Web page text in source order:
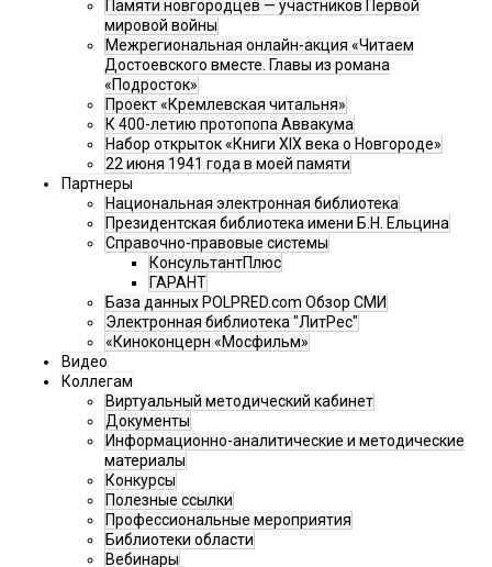
Памяти новгородцев — участников Первой
мировой войны
Межрегиональная онлайн-акция «Читаем
Достоевского вместе. Главы из романа
«Подросток»
Проект «Кремлевская читальня»
К 400-летию протопопа Аввакума
Набор открыток «Книги XIX века о Новгороде»
22 июня 1941 года в моей памяти
Партнеры
Национальная электронная библиотека
Президентская библиотека имени Б.Н. Ельцина
Справочно-правовые системы
КонсультантПлюс
ГАРАНТ
База данных POLPRED.com Обзор СМИ
Электронная библиотека "ЛитРес"
«Киноконцерн «Мосфильм»
Видео
Коллегам
Виртуальный методический кабинет
Документы
Информационно-аналитические и методические
материалы
Конкурсы
Полезные ссылки
Профессиональные мероприятия
Библиотеки области
Вебинары